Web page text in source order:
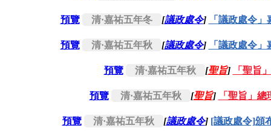
預覽 清·嘉祐五年冬 [議政處令] 「議政處令
預覽 清·嘉祐五年秋 [議政處令] 「議政處令
預覽 清·嘉祐五年秋 [聖旨] 「聖旨
預覽 清·嘉祐五年秋 [聖旨] 「聖旨」
預覽 清·嘉祐五年秋 [議政處令] [議政處令]頒